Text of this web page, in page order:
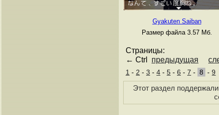
Gyakuten Saiban
Размер файла 3.57 Мб.
Страницы:
← Ctrl предыдущая
1 - 2 - 3 - 4 - 5 - 6 - 7 - 8 -9
Этот раздел